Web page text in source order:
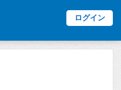
ログイン